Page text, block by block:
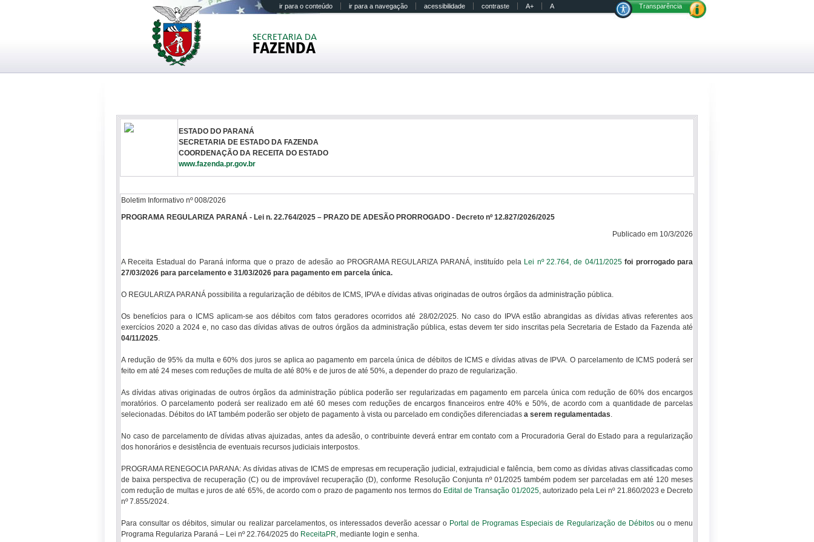
ir para o conteúdo ir para a navegação acessibilidade contraste A+ A Transparência
SECRETARIA DA
FAZENDA
ESTADO DO PARANÁ
SECRETARIA DE ESTADO DA FAZENDA
COORDENAÇÃO DA RECEITA DO ESTADO
www.fazenda.pr.gov.br
Boletim Informativo nº 008/2026
PROGRAMA REGULARIZA PARANÁ - Lei n. 22.764/2025 – PRAZO DE ADESÃO PRORROGADO - Decreto nº 12.827/2026/2025
Publicado em 10/3/2026
A Receita Estadual do Paraná informa que o prazo de adesão ao PROGRAMA REGULARIZA PARANÁ, instituído pela Lei nº 22.764, de 04/11/2025 foi prorrogado para
27/03/2026 para parcelamento e 31/03/2026 para pagamento em parcela única.
O REGULARIZA PARANÁ possibilita a regularização de débitos de ICMS, IPVA e dívidas ativas originadas de outros órgãos da administração pública.
Os benefícios para o ICMS aplicam-se aos débitos com fatos geradores ocorridos até 28/02/2025. No caso do IPVA estão abrangidas as dívidas ativas referentes aos
exercícios 2020 a 2024 e, no caso das dívidas ativas de outros órgãos da administração pública, estas devem ter sido inscritas pela Secretaria de Estado da Fazenda até
04/11/2025.
A redução de 95% da multa e 60% dos juros se aplica ao pagamento em parcela única de débitos de ICMS e dívidas ativas de IPVA. O parcelamento de ICMS poderá ser
feito em até 24 meses com reduções de multa de até 80% e de juros de até 50%, a depender do prazo de regularização.
As dívidas ativas originadas de outros órgãos da administração pública poderão ser regularizadas em pagamento em parcela única com redução de 60% dos encargos
moratórios. O parcelamento poderá ser realizado em até 60 meses com reduções de encargos financeiros entre 40% e 50%, de acordo com a quantidade de parcelas
selecionadas. Débitos do IAT também poderão ser objeto de pagamento à vista ou parcelado em condições diferenciadas a serem regulamentadas.
No caso de parcelamento de dívidas ativas ajuizadas, antes da adesão, o contribuinte deverá entrar em contato com a Procuradoria Geral do Estado para a regularização
dos honorários e desistência de eventuais recursos judiciais interpostos.
PROGRAMA RENEGOCIA PARANA: As dívidas ativas de ICMS de empresas em recuperação judicial, extrajudicial e falência, bem como as dívidas ativas classificadas como
de baixa perspectiva de recuperação (C) ou de improvável recuperação (D), conforme Resolução Conjunta nº 01/2025 também podem ser parceladas em até 120 meses
com redução de multas e juros de até 65%, de acordo com o prazo de pagamento nos termos do Edital de Transação 01/2025, autorizado pela Lei nº 21.860/2023 e Decreto
nº 7.855/2024.
Para consultar os débitos, simular ou realizar parcelamentos, os interessados deverão acessar o Portal de Programas Especiais de Regularização de Débitosou o menu
Programa Regulariza Paraná – Lei nº 22.764/2025 do ReceitaPR, mediante login e senha.